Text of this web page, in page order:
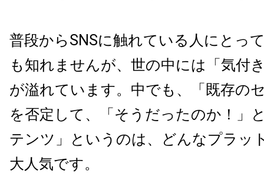
普段からSNSに触れている人にとっ
も知れませんが、世の中には「気付
が溢れています。中でも、「既存の
を否定して、「そうだったのか！」
テンツ」というのは、どんなプラッ
大人気です。